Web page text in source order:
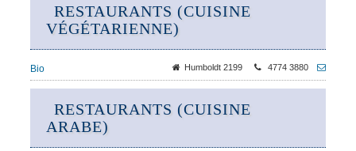
RESTAURANTS (CUISINE
VÉGÉTARIENNE)
Bio Humboldt 2199 4774 3880
RESTAURANTS (CUISINE
ARABE)